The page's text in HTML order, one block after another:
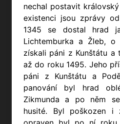
nechal postavit
existenci jsou zprávy
1345 se dostal hrad
Lichtemburka a Žleb,
získali páni z Kunštátu
až do roku 1495. Jeho
páni z Kunštátu a
panování byl hrad
Zikmunda a po něm
husité. Byl poškozen i